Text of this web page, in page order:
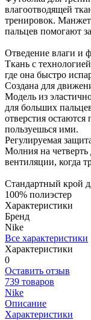
влагоотводящей
тренировок.
пальцев помогают
Отведение влаги и
Ткань с
где она быстро
Создана для
Модель из
для больших
отверстия
пользуешься ими.
Регулируемая
Молния на четверть
вентиляции, когда
Стандартный крой
100% полиэстер
Характеристики
Бренд
Nike
Все характеристики
Характеристики
0
Оставить отзыв
739 товаров
Nike
Описание
Характеристики